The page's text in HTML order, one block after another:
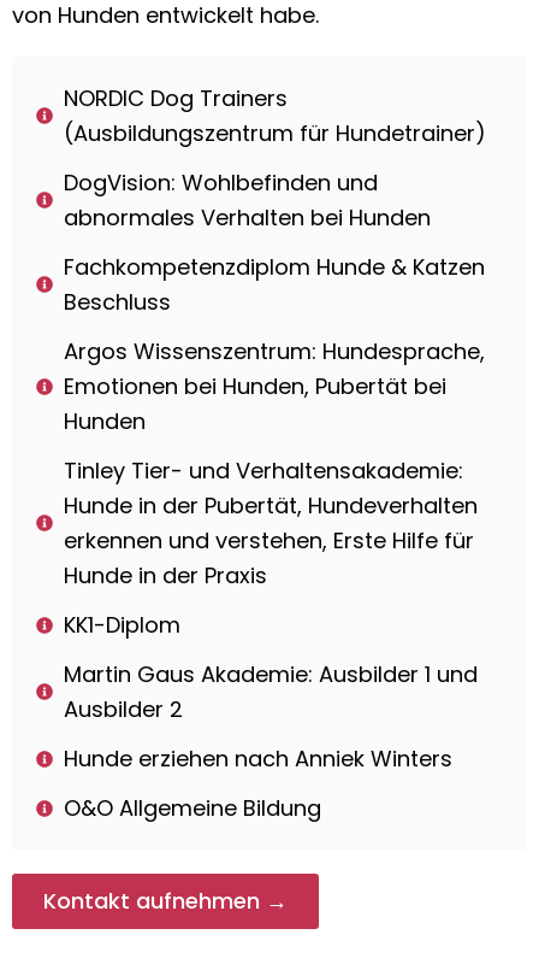
von Hunden entwickelt habe.
NORDIC Dog Trainers
(Ausbildungszentrum für Hundetrainer)
DogVision: Wohlbefinden und
abnormales Verhalten bei Hunden
Fachkompetenzdiplom Hunde & Katzen
Beschluss
Argos Wissenszentrum: Hundesprache,
Emotionen bei Hunden, Pubertät bei
Hunden
Tinley Tier- und Verhaltensakademie:
Hunde in der Pubertät, Hundeverhalten
erkennen und verstehen, Erste Hilfe für
Hunde in der Praxis
KK1-Diplom
Martin Gaus Akademie: Ausbilder 1 und
Ausbilder 2
Hunde erziehen nach Anniek Winters
O&O Allgemeine Bildung
Kontakt aufnehmen →